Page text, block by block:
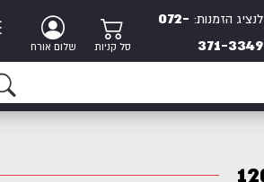
לנציג הזמנות: 072-
371-3349
סל קניות שלום אורח